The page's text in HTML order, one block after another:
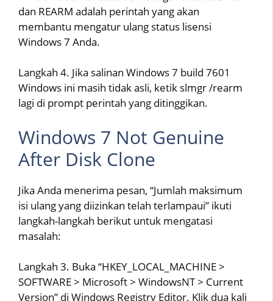
dan REARM adalah perintah yang akan
membantu mengatur ulang status lisensi
Windows 7 Anda.
Langkah 4. Jika salinan Windows 7 build 7601
Windows ini masih tidak asli, ketik slmgr /rearm
lagi di prompt perintah yang ditinggikan.
Windows 7 Not Genuine
After Disk Clone
Jika Anda menerima pesan, “Jumlah maksimum
isi ulang yang diizinkan telah terlampaui” ikuti
langkah-langkah berikut untuk mengatasi
masalah:
Langkah 3. Buka “HKEY_LOCAL_MACHINE >
SOFTWARE > Microsoft > WindowsNT > Current
Version” di Windows Registry Editor. Klik dua kali